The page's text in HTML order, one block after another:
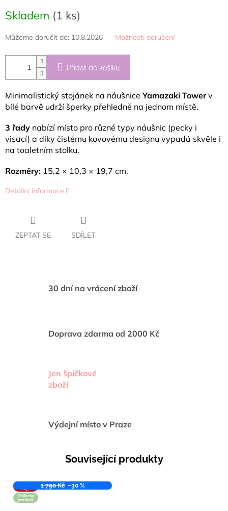
cena:
Skladem (1 ks)
Můžeme doručit do: 10.8.2026 Možnosti doručení
Přidat do košíku
Minimalistický stojánek na náušnice Yamazaki Towerv
bílé barvě udrží šperky přehledně na jednom místě.
3 řady nabízí místo pro různé typy náušnic (pecky i
visací) a díky čistému kovovému designu vypadá skvěle i
na toaletním stolku.
Rozměry: 15,2 × 10,3 × 19,7 cm.
Detailní informace
ZEPTAT SE SDÍLET
30 dní na vrácení zboží
Doprava zdarma od 2000 Kč
Jen špičkové
zboží
Výdejní místo v Praze
Související produkty
Oblíbený
produkt
1 790 Kč –30 %